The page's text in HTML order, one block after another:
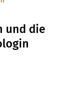
und die